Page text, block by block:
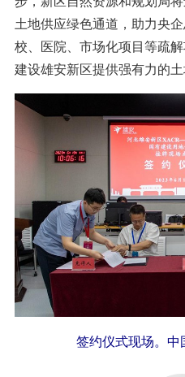
土地供应绿色通道，助力央
校、医院、市场化项目等疏
建设雄安新区提供强有力的土
签约仪式现场。中